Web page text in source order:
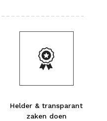
Helder & transparant
zaken doen